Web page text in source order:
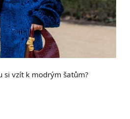
si vzít k modrým šatům?